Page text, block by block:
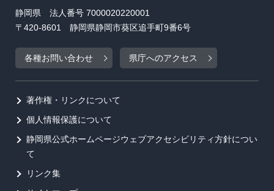
静岡県 法人番号 7000020220001
〒420-8601 静岡県静岡市葵区追手町9番6号
各種お問い合わせ 県庁へのアクセス
著作権・リンクについて
個人情報保護について
静岡県公式ホームページウェブアクセシビリティ方針につい
て
リンク集